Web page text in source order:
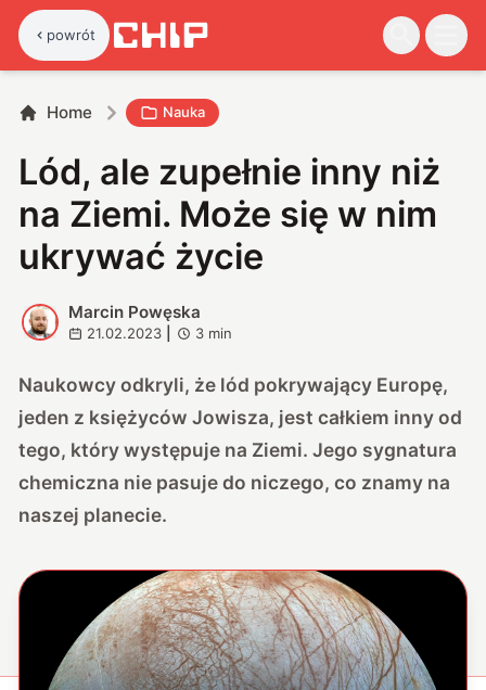
powrót
Home Nauka
Lód, ale zupełnie inny niż
na Ziemi. Może się w nim
ukrywać życie
M
Marcin Powęska
21.02.2023 3 min
Naukowcy odkryli, że lód pokrywający Europę,
jeden z księżyców Jowisza, jest całkiem inny od
tego, który występuje na Ziemi. Jego sygnatura
chemiczna nie pasuje do niczego, co znamy na
naszej planecie.